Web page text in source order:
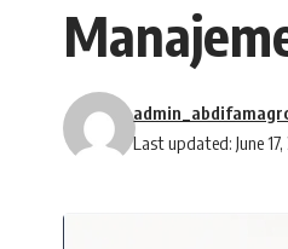
Last updated: June